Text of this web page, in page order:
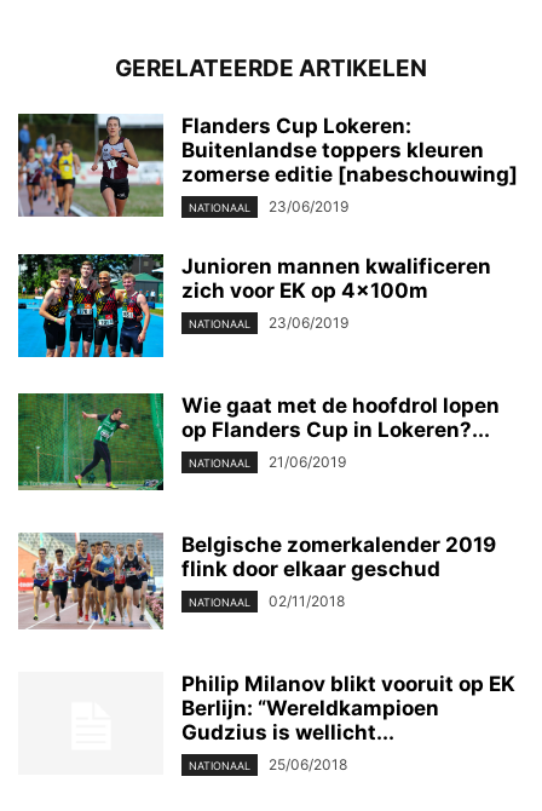
GERELATEERDE ARTIKELEN
Flanders Cup Lokeren:
Buitenlandse toppers kleuren
zomerse editie [nabeschouwing]
NATIONAAL 23/06/2019
Junioren mannen kwalificeren
zich voor EK op 4x100m
NATIONAAL 23/06/2019
Wie gaat met de hoofdrol lopen
op Flanders Cup in Lokeren?...
NATIONAAL 21/06/2019
Belgische zomerkalender 2019
flink door elkaar geschud
NATIONAAL 02/11/2018
Philip Milanov blikt vooruit op EK
Berlijn: “Wereldkampioen
Gudzius is wellicht...
NATIONAAL 25/06/2018